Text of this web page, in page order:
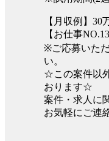
【月収例】30
【お仕事
※ご応募いた
い。
☆この案件以
おります☆
案件・求人に
お気軽にご連